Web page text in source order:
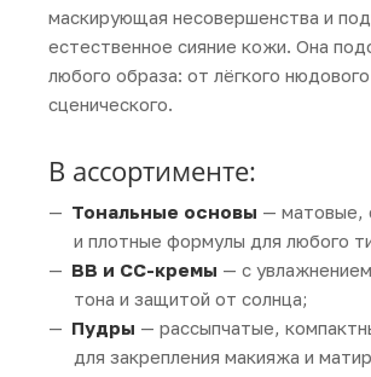
маскирующая несовершенства и
естественное сияние кожи. Она
любого образа: от лёгкого
сценического.
В ассортименте:
Тональные основы — матовые,
и плотные формулы для любого
BB и CC-кремы — с
тона и защитой от солнца;
Пудры — рассыпчатые,
для закрепления макияжа и